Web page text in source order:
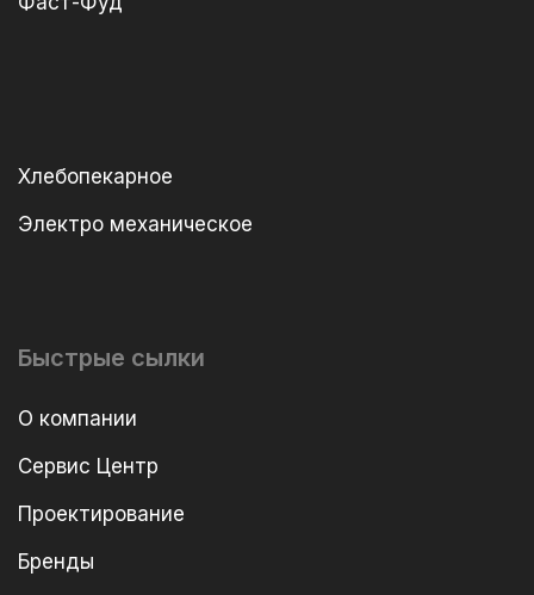
Хлебопекарное
Электро механическое
Быстрые сылки
О компании
Сервис Центр
Проектирование
Бренды